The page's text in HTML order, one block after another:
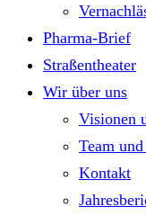
Pharma-Brief
Straßentheater
Wir über uns
Visionen
Team
Kontakt